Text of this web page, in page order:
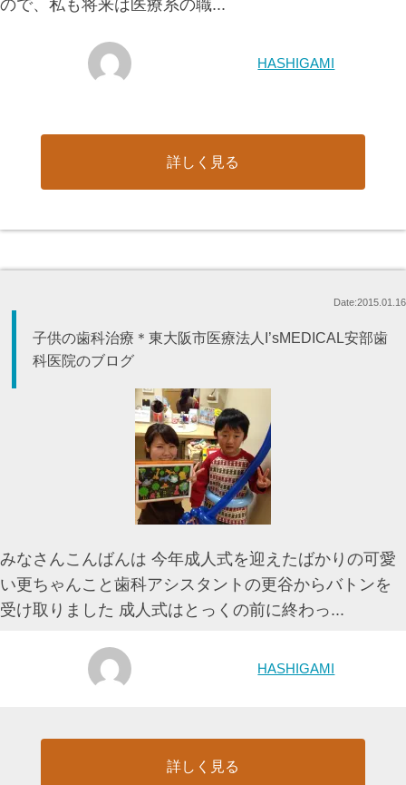
ので、私も将来は医療系の職...
HASHIGAMI
詳しく見る
Date:2015.01.16
子供の歯科治療＊東大阪市医療法人I’sMEDICAL安部歯
科医院のブログ
みなさんこんばんは 今年成人式を迎えたばかりの可愛
い更ちゃんこと歯科アシスタントの更谷からバトンを
受け取りました 成人式はとっくの前に終わっ...
HASHIGAMI
詳しく見る